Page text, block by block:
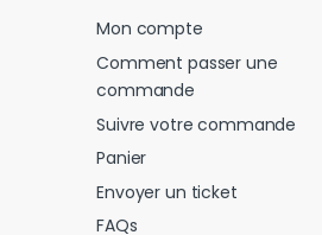
Mon compte
Comment passer une
commande
Suivre votre commande
Panier
Envoyer un ticket
FAQs